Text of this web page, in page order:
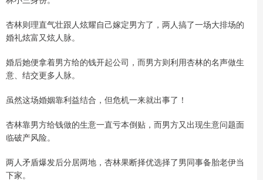
杏林则理直气壮跟人炫耀自己嫁定男方了，两人搞了一场大排场的
婚礼炫富又炫人脉。
婚后她便拿着男方给的钱开起公司，而男方则利用杏林的名声做生
意、结交更多人脉。
虽然这场婚姻靠利益结合，但危机一来就出事了！
杏林靠男方给钱做的生意一直亏本倒贴，而男方又出现生意问题面
临破产风险。
两人矛盾爆发后分居两地，杏林果断择优选择了男同事备胎老伊当
下家。